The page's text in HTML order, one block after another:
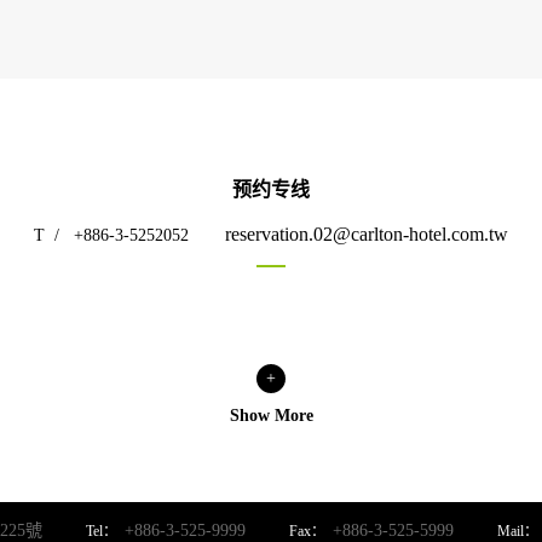
预约专线
T / +886-3-5252052 reservation.02@carlton-hotel.com.tw
+
Show More
號 Tel： +886-3-525-9999 Fax： +886-3-525-5999 Mail：